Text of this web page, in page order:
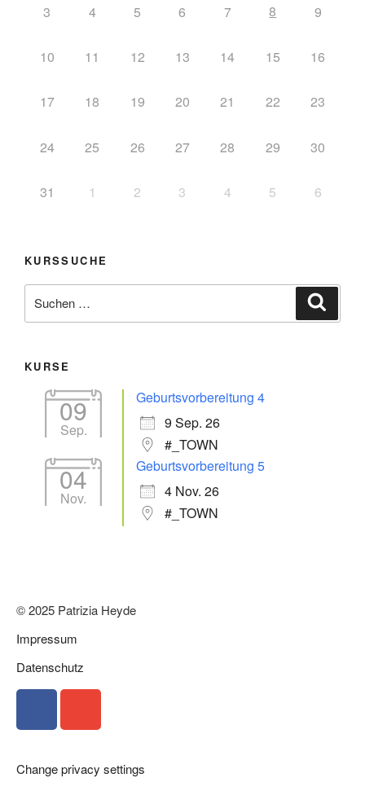
3 4 5 6 7 8 9
10 11 12 13 14 15 16
17 18 19 20 21 22 23
24 25 26 27 28 29 30
31 1 2 3 4 5 6
KURSSUCHE
KURSE
09
Sep.
Geburtsvorbereitung 4
9 Sep. 26
#_TOWN
04
Nov.
Geburtsvorbereitung 5
4 Nov. 26
#_TOWN
© 2025 Patrizia Heyde
Impressum
Datenschutz
Change privacy settings